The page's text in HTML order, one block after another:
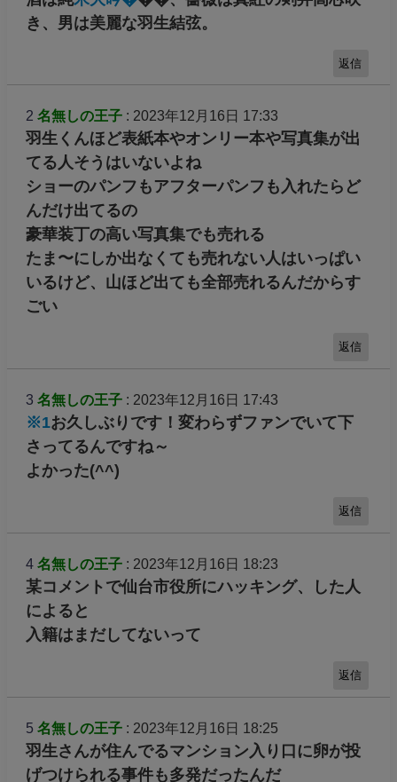
き、男は美麗な羽生結弦。
返信
2 名無しの王子: 2023年12月16日 17:33
羽生くんほど表紙本やオンリー本や写真集が出
てる人そうはいないよね
ショーのパンフもアフターパンフも入れたらど
んだけ出てるの
豪華装丁の高い写真集でも売れる
たま〜にしか出なくても売れない人はいっぱい
いるけど、山ほど出ても全部売れるんだからす
ごい
返信
3 名無しの王子: 2023年12月16日 17:43
※1お久しぶりです！変わらずファンでいて下
さってるんですね～
よかった(^^)
返信
4 名無しの王子: 2023年12月16日 18:23
某コメントで仙台市役所にハッキング、した人
によると
入籍はまだしてないって
返信
5 名無しの王子: 2023年12月16日 18:25
羽生さんが住んでるマンション入り口に卵が投
げつけられる事件も多発だったんだ